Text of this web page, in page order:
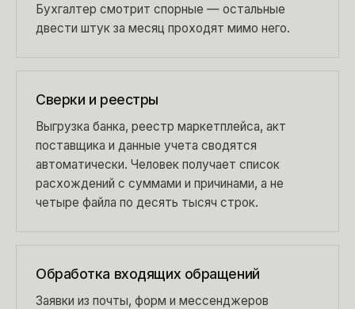
Бухгалтер смотрит спорные — остальные
двести штук за месяц проходят мимо него.
Сверки и реестры
Выгрузка банка, реестр маркетплейса, акт
поставщика и данные учета сводятся
автоматически. Человек получает список
расхождений с суммами и причинами, а не
четыре файла по десять тысяч строк.
Обработка входящих обращений
Заявки из почты, форм и мессенджеров